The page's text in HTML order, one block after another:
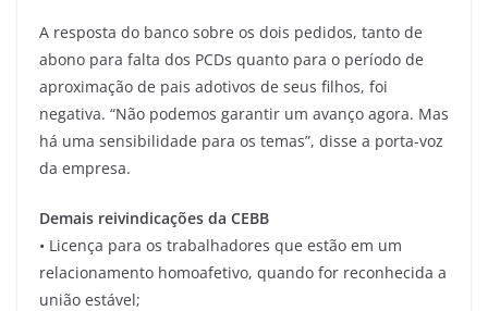
A resposta do banco sobre os dois pedidos, tanto de
abono para falta dos PCDs quanto para o período de
aproximação de pais adotivos de seus filhos, foi
negativa. “Não podemos garantir um avanço agora. Mas
há uma sensibilidade para os temas”, disse a porta-voz
da empresa.
Demais reivindicações da CEBB
• Licença para os trabalhadores que estão em um
relacionamento homoafetivo, quando for reconhecida a
união estável;